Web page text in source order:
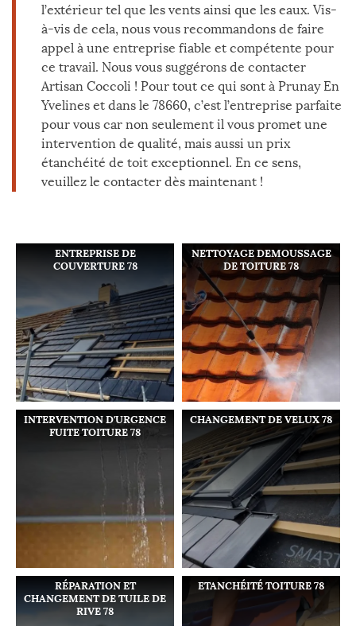
l’extérieur tel que les vents ainsi que les eaux. Vis-
à-vis de cela, nous vous recommandons de faire
appel à une entreprise fiable et compétente pour
ce travail. Nous vous suggérons de contacter
Artisan Coccoli ! Pour tout ce qui sont à Prunay En
Yvelines et dans le 78660, c’est l’entreprise parfaite
pour vous car non seulement il vous promet une
intervention de qualité, mais aussi un prix
étanchéité de toit exceptionnel. En ce sens,
veuillez le contacter dès maintenant !
ENTREPRISE DE
COUVERTURE 78
NETTOYAGE DEMOUSSAGE
DE TOITURE 78
INTERVENTION D'URGENCE
FUITE TOITURE 78
CHANGEMENT DE VELUX 78
RÉPARATION ET
CHANGEMENT DE TUILE DE
RIVE 78
ETANCHÉITÉ TOITURE 78